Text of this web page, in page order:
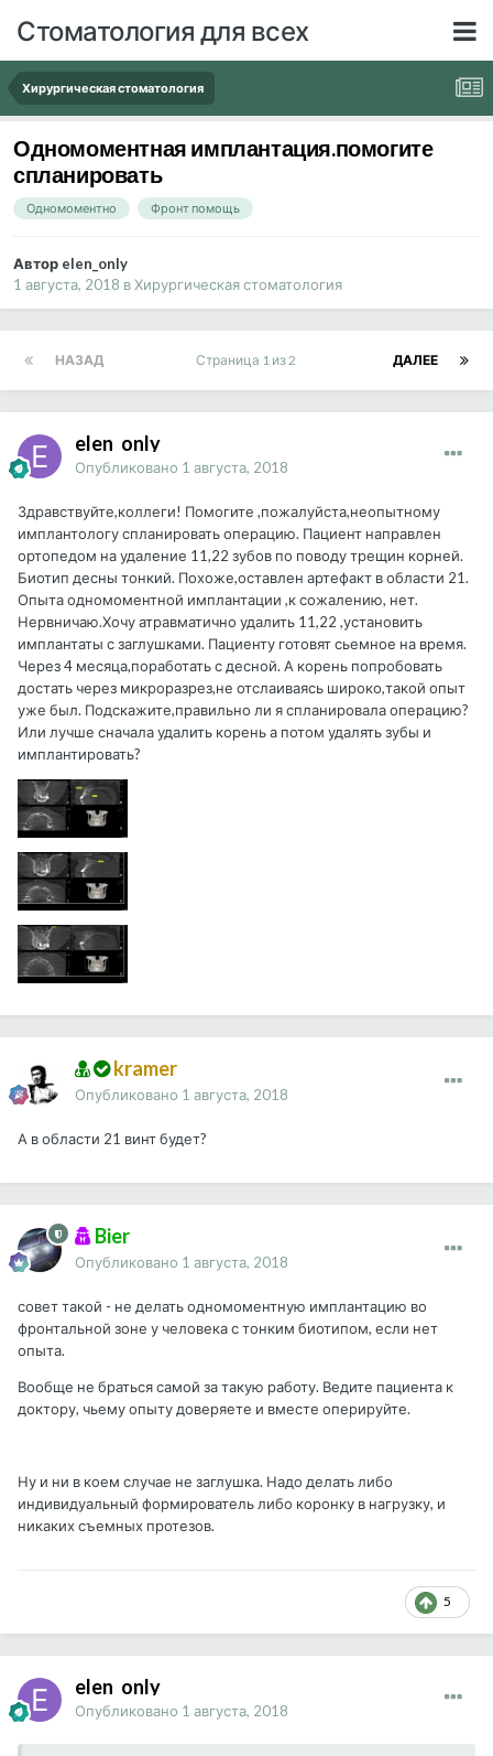
Стоматология для всех
Хирургическая стоматология
Одномоментная имплантация.помогите
спланировать
Одномоментно Фронт помощь
Автор elen_only
1 августа, 2018 вХирургическая стоматология
НАЗАД ДАЛЕЕ
Страница 1 из 2
elen_only
Опубликовано 1 августа, 2018
Здравствуйте,коллеги! Помогите ,пожалуйста,неопытному
имплантологу спланировать операцию. Пациент направлен
ортопедом на удаление 11,22 зубов по поводу трещин корней.
Биотип десны тонкий. Похоже,оставлен артефакт в области 21.
Опыта одномоментной имплантации ,к сожалению, нет.
Нервничаю.Хочу атравматично удалить 11,22 ,установить
имплантаты с заглушками. Пациенту готовят сьемное на время.
Через 4 месяца,поработать с десной. А корень попробовать
достать через микроразрез,не отслаиваясь широко,такой опыт
уже был. Подскажите,правильно ли я спланировала операцию?
Или лучше сначала удалить корень а потом удалять зубы и
имплантировать?
kramer
Опубликовано 1 августа, 2018
А в области 21 винт будет?
Bier
Опубликовано 1 августа, 2018
совет такой - не делать одномоментную имплантацию во
фронтальной зоне у человека с тонким биотипом, если нет
опыта.
Вообще не браться самой за такую работу. Ведите пациента к
доктору, чьему опыту доверяете и вместе оперируйте.
Ну и ни в коем случае не заглушка. Надо делать либо
индивидуальный формирователь либо коронку в нагрузку, и
никаких съемных протезов.
5
elen_only
Опубликовано 1 августа, 2018